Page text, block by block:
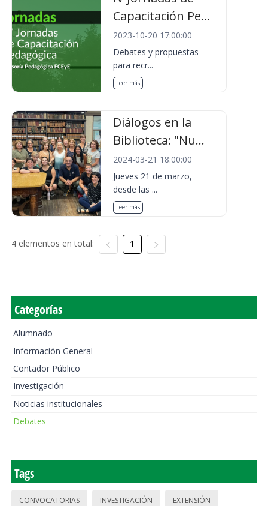
Capacitación Pe...
2023-10-20 17:00:00
Debates y propuestas
para recr...
Leer más
Diálogos en la
Biblioteca: "Nu...
2024-03-21 18:00:00
Jueves 21 de marzo,
desde las ...
Leer más
4 elementos en total: 1
Categorías
Alumnado
Información General
Contador Público
Investigación
Noticias institucionales
Debates
Tags
CONVOCATORIAS INVESTIGACIÓN EXTENSIÓN